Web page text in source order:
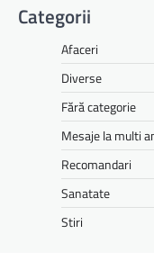
Categorii
Afaceri
Diverse
Fără categorie
Mesaje la multi
Recomandari
Sanatate
Stiri